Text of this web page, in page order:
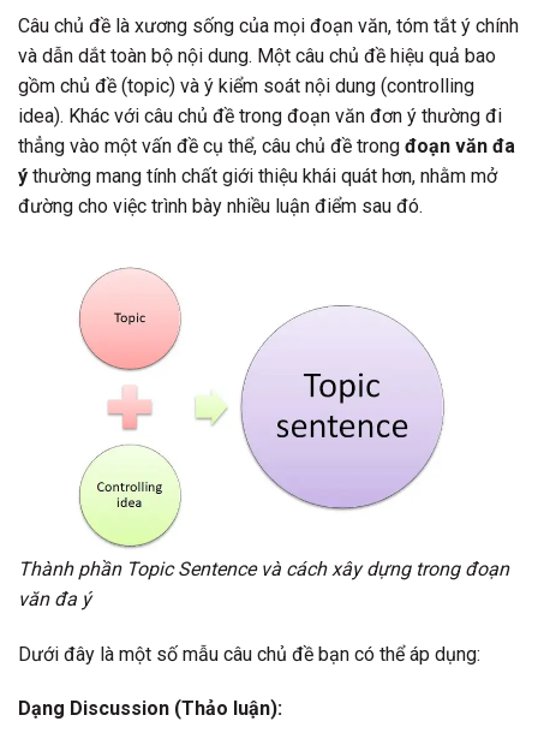
Câu chủ đề là xương sống của mọi đoạn văn, tóm tắt ý chính
và dẫn dắt toàn bộ nội dung. Một câu chủ đề hiệu quả bao
gồm chủ đề (topic) và ý kiểm soát nội dung (controlling
idea). Khác với câu chủ đề trong đoạn văn đơn ý thường đi
thẳng vào một vấn đề cụ thể, câu chủ đề trong đoạn văn đa
ý thường mang tính chất giới thiệu khái quát hơn, nhằm mở
đường cho việc trình bày nhiều luận điểm sau đó.
Thành phần Topic Sentence và cách xây dựng trong đoạn
văn đa ý
Dưới đây là một số mẫu câu chủ đề bạn có thể áp dụng:
Dạng Discussion (Thảo luận):